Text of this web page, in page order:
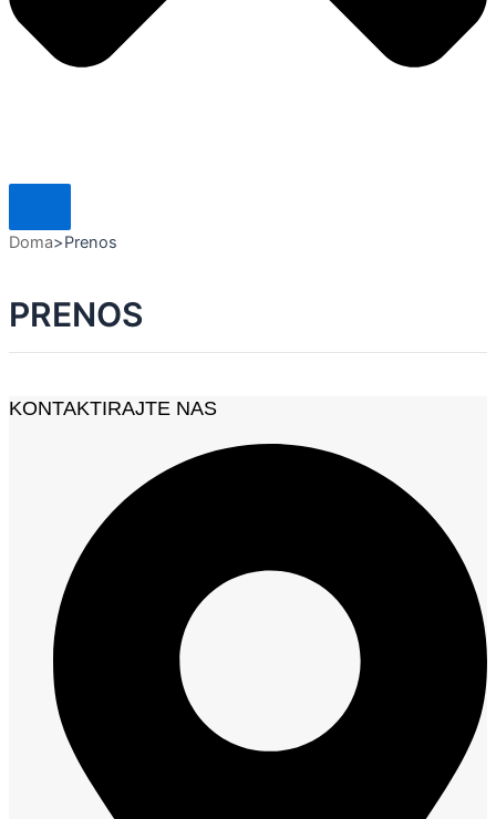
Doma>Prenos
PRENOS
KONTAKTIRAJTE NAS